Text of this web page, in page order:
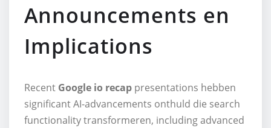
Announcements en
Implications
Recent Google io recap presentations hebben
significant AI-advancements onthuld die search
functionality transformeren, including advanced